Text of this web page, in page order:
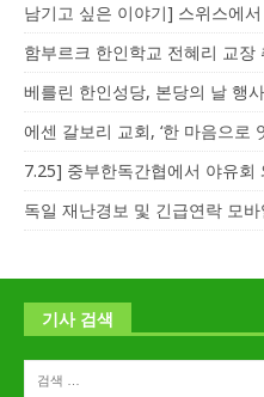
남기고 싶은 이야기] 스위스에
함부르크 한인학교 전혜리 교장
베를린 한인성당, 본당의 날 행
에센 갈보리 교회, ‘한 마음으로
7.25] 중부한독간협에서 야유회
독일 재난경보 및 긴급연락 모
기사 검색